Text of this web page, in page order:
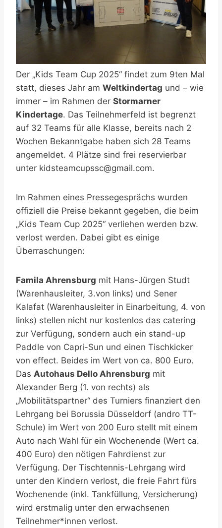
Der „Kids Team Cup 2025“ findet zum 9ten Mal
statt, dieses Jahr am Weltkindertag und – wie
immer – im Rahmen der Stormarner
Kindertage. Das Teilnehmerfeld ist begrenzt
auf 32 Teams für alle Klasse, bereits nach 2
Wochen Bekanntgabe haben sich 28 Teams
angemeldet. 4 Plätze sind frei reservierbar
unter kidsteamcupssc@gmail.com.
Im Rahmen eines Pressegesprächs wurden
offiziell die Preise bekannt gegeben, die beim
„Kids Team Cup 2025“ verliehen werden bzw.
verlost werden. Dabei gibt es einige
Überraschungen:
Famila Ahrensburg mit Hans-Jürgen Studt
(Warenhausleiter, 3.von links) und Sener
Kalafat (Warenhausleiter in Einarbeitung, 4. von
links) stellen nicht nur kostenlos das catering
zur Verfügung, sondern auch ein stand-up
Paddle von Capri-Sun und einen Tischkicker
von effect. Beides im Wert von ca. 800 Euro.
Das Autohaus Dello Ahrensburg mit
Alexander Berg (1. von rechts) als
„Mobilitätspartner“ des Turniers finanziert den
Lehrgang bei Borussia Düsseldorf (andro TT-
Schule) im Wert von 200 Euro stellt mit einem
Auto nach Wahl für ein Wochenende (Wert ca.
400 Euro) den nötigen Fahrdienst zur
Verfügung. Der Tischtennis-Lehrgang wird
unter den Kindern verlost, die freie Fahrt fürs
Wochenende (inkl. Tankfüllung, Versicherung)
wird erstmalig unter den erwachsenen
Teilnehmer*innen verlost.